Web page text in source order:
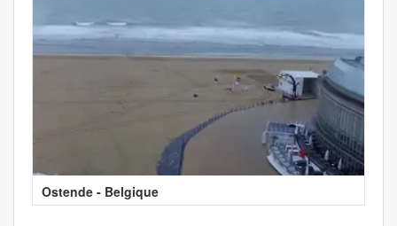
Ostende - Belgique